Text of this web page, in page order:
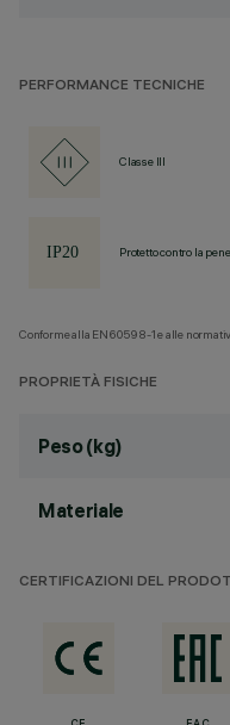
PERFORMANCE TECNICHE
Classe III
Protetto contro la
Conforme alla EN60598-1 e alle
PROPRIETÀ FISICHE
Peso (kg)
Materiale
CERTIFICAZIONI DEL